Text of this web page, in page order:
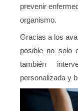
prevenir
organismo.
Gracias a los
posible no solo
también
personalizada y